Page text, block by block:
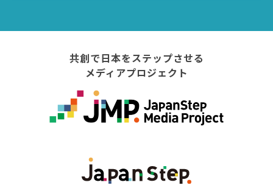
共創で日本をステップさせる
メディアプロジェクト